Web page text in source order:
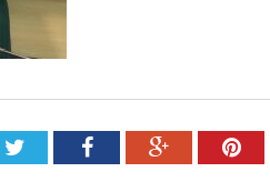
TwitterFacebookGoogle+